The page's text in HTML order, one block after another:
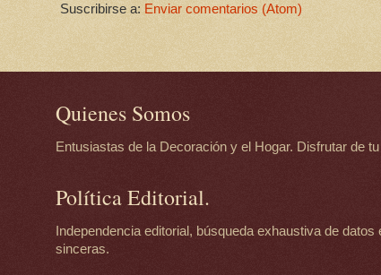
Suscribirse a: Enviar comentarios (Atom)
Quienes Somos
Entusiastas de la Decoración y el Hogar. Disfrutar de
Política Editorial.
Independencia editorial, búsqueda exhaustiva de
sinceras.